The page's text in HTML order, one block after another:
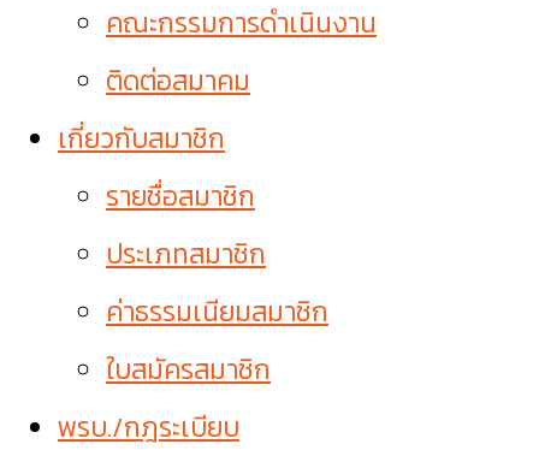
คณะกรรมการดำเนินงาน
ติดต่อสมาคม
เกี่ยวกับสมาชิก
รายชื่อสมาชิก
ประเภทสมาชิก
ค่าธรรมเนียมสมาชิก
ใบสมัครสมาชิก
พรบ./กฎระเบียบ